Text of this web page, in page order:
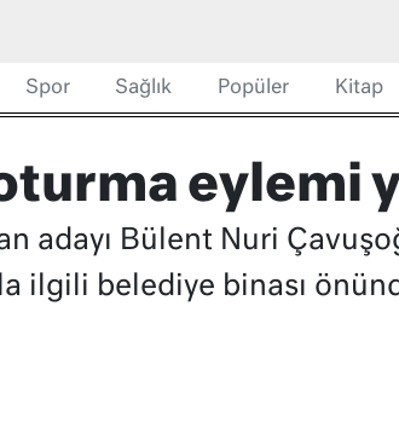
Spor Sağlık Popüler Kitap
eylemi
adayı Bülent Nuri
ilgili belediye binası